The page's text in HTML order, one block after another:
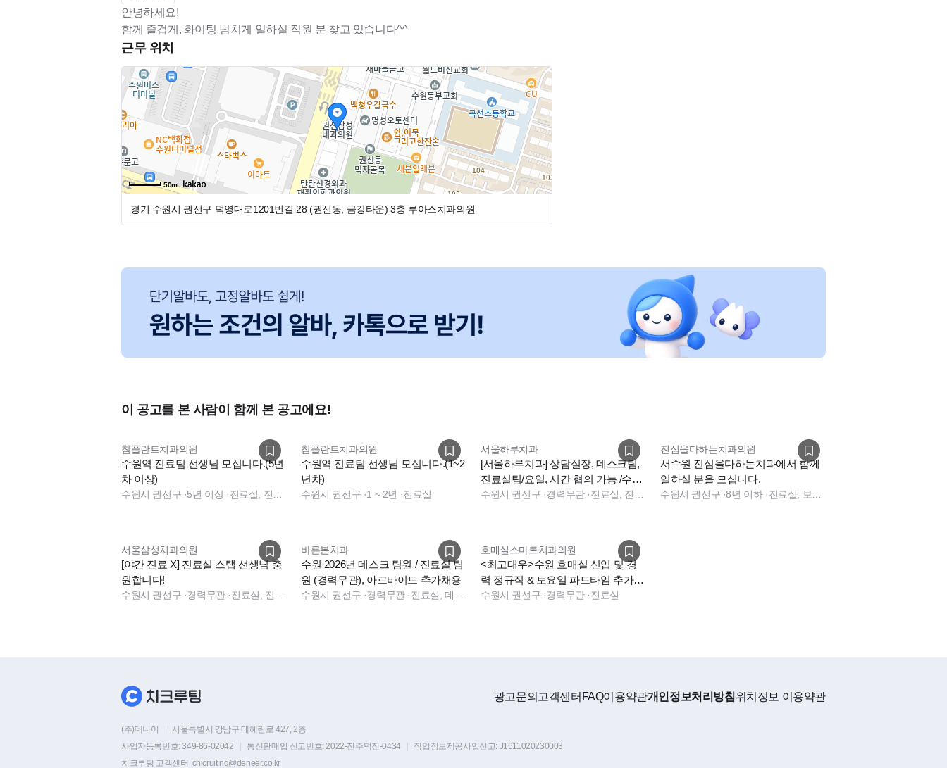
주차비 지원
회식 찬스!
추가로 자세한 사항은 면접에서 말씀드립니다^^
@지원방법
지원: 치크루팅!
전화 : 010-4053-6373
@위치 및 교통편
수원터미널 도보 5분
이마트 수원점 건너편
안녕하세요!
함께 즐겁게, 화이팅 넘치게 일하실 직원 분 찾고 있습니다^^
근무 위치
50m
경기 수원시 권선구 덕영대로1201번길 28 (권선동, 금강타운) 3층 루아스치과의원
이 공고를 본 사람이 함께 본 공고에요!
참플란트치과의원
수원역 진료팀 선생님 모십니다.(5년
차 이상)
수원시 권선구 ·5년 이상·
참플란트치과의원
수원역 진료팀 선생님 모십니다.(1~2
년차)
수원시 권선구 ·1 ~ 2년 ·진료실
서울하루치과
[서울하루치과] 상담실장, 데스크팀,
진료실팀/요일, 시간 협의 가능 /수원
역 타임빌라스
수원시 권선구 ·경력무관·
진심을다하는치과의원
서수원 진심을다하는치과에서 함께
일하실 분을 모십니다.
수원시 권선구 ·8년 이하·
서울삼성치과의원
[야간 진료 X] 진료실 스탭 선생님 충
원합니다!
수원시 권선구 ·경력무관·
바른본치과
수원 2026년 데스크 팀원 / 진료실 팀
원 (경력무관), 아르바이트 추가채용
수원시 권선구 ·경력무관·
호매실스마트치과의원
<최고대우>수원 호매실 신입 및 경
력 정규직 & 토요일 파트타임 추가채
용
수원시 권선구 ·경력무관·진료실
광고문의 고객센터 FAQ이용약관개인정보처리방침위치정보 이용약관
(주)데니어
서울특별시 강남구 테헤란로 427, 2층
사업자등록번호:349-86-02042 통신판매업 신고번호:2022-전주덕진-0434 직업정보제공사업신고: J1611020230003
치크루팅 고객센터 chicruiting@deneer.co.kr